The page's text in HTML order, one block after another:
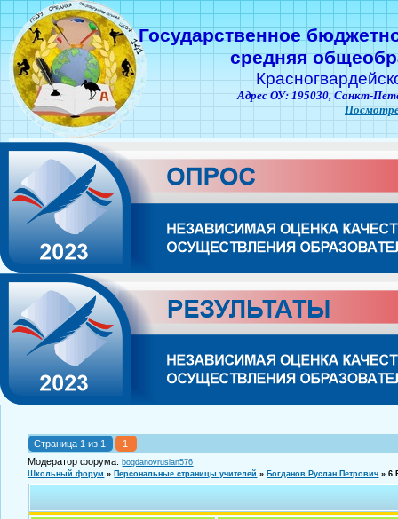
Государственное
средняя
Адрес ОУ: 195030, Санкт-
Страница 1 из 1
1
Модератор форума:bogdanovruslan576
Школьный форум » Персональные страницы учителей » Богданов Руслан Петрович » 6